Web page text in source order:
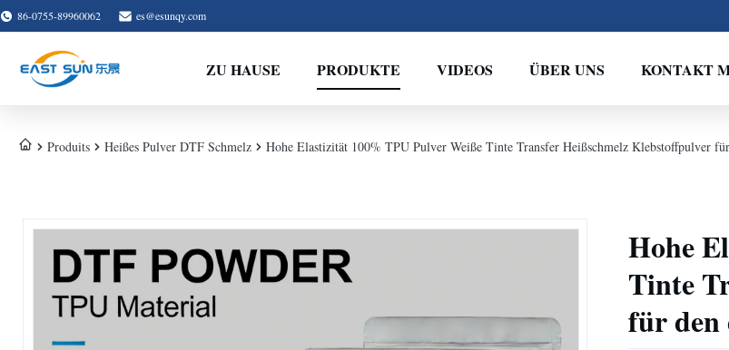
86-0755-89960062 es@esunqy.com
ZU HAUSE PRODUKTE VIDEOS ÜBER UNS KONTAKT
Produits Heißes Pulver DTF Schmelz Hohe Elastizität 100% TPU Pulver Weiße Tinte Transfer Heißschmelz Klebstoffpulver
Hohe
Tinte
für